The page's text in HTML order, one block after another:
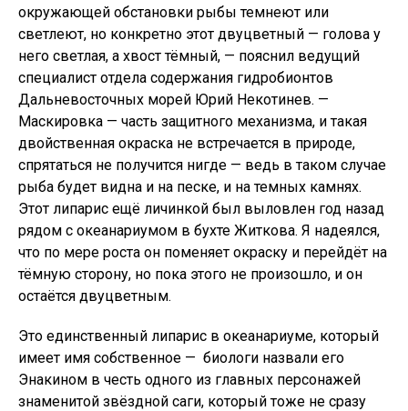
окружающей обстановки рыбы темнеют или
светлеют, но конкретно этот двуцветный — голова у
него светлая, а хвост тёмный, — пояснил ведущий
специалист отдела содержания гидробионтов
Дальневосточных морей Юрий Некотинев. —
Маскировка — часть защитного механизма, и такая
двойственная окраска не встречается в природе,
спрятаться не получится нигде — ведь в таком случае
рыба будет видна и на песке, и на темных камнях.
Этот липарис ещё личинкой был выловлен год назад
рядом с океанариумом в бухте Житкова. Я надеялся,
что по мере роста он поменяет окраску и перейдёт на
тёмную сторону, но пока этого не произошло, и он
остаётся двуцветным.
Это единственный липарис в океанариуме, который
имеет имя собственное — биологи назвали его
Энакином в честь одного из главных персонажей
знаменитой звёздной саги, который тоже не сразу